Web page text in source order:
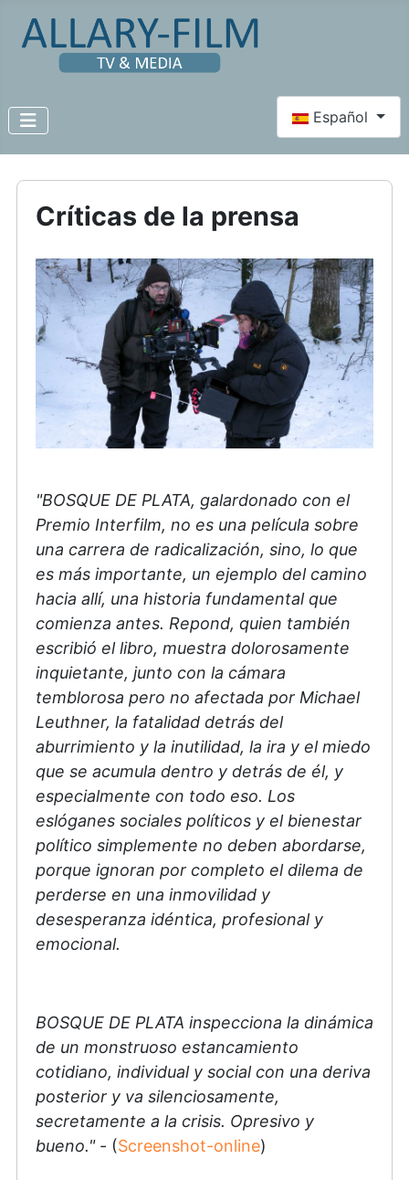
Seleccione su
Español
Críticas de la prensa
"BOSQUE DE PLATA, galardonado con el
Premio Interfilm, no es una película sobre
una carrera de radicalización, sino, lo que
es más importante, un ejemplo del camino
hacia allí, una historia fundamental que
comienza antes. Repond, quien también
escribió el libro, muestra dolorosamente
inquietante, junto con la cámara
temblorosa pero no afectada por Michael
Leuthner, la fatalidad detrás del
aburrimiento y la inutilidad, la ira y el miedo
que se acumula dentro y detrás de él, y
especialmente con todo eso. Los
eslóganes sociales políticos y el bienestar
político simplemente no deben abordarse,
porque ignoran por completo el dilema de
perderse en una inmovilidad y
desesperanza idéntica, profesional y
emocional.
BOSQUE DE PLATA inspecciona la dinámica
de un monstruoso estancamiento
cotidiano, individual y social con una deriva
posterior y va silenciosamente,
secretamente a la crisis. Opresivo y
bueno."- (Screenshot-online)